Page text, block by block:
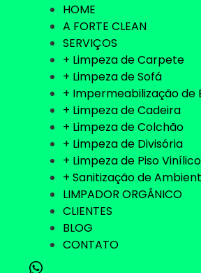
HOME
A FORTE CLEAN
SERVIÇOS
+ Limpeza de Carpete
+ Limpeza de Sofá
+ Impermeabilização de
+ Limpeza de Cadeira
+ Limpeza de Colchão
+ Limpeza de Divisória
+ Limpeza de Piso Vinílico
+ Sanitização de
LIMPADOR ORGÂNICO
CLIENTES
BLOG
CONTATO